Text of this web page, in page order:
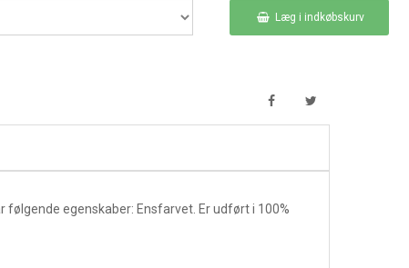
Læg i indkøbskurv
følgende egenskaber: Ensfarvet. Er udført i 100%